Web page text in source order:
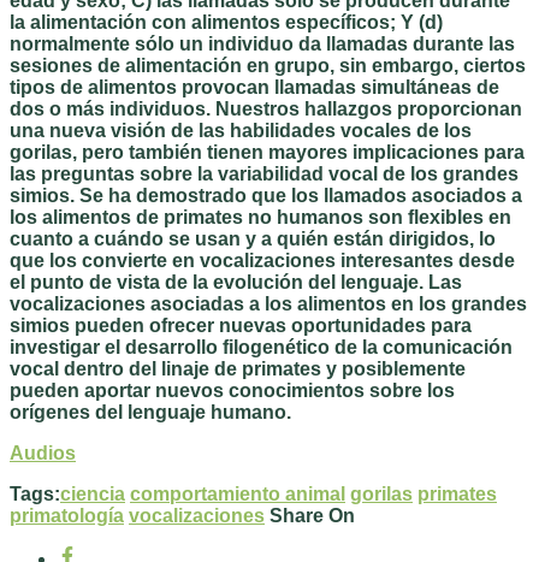
la alimentación con alimentos específicos; Y (d)
normalmente sólo un individuo da llamadas durante las
sesiones de alimentación en grupo, sin embargo, ciertos
tipos de alimentos provocan llamadas simultáneas de
dos o más individuos. Nuestros hallazgos proporcionan
una nueva visión de las habilidades vocales de los
gorilas, pero también tienen mayores implicaciones para
las preguntas sobre la variabilidad vocal de los grandes
simios. Se ha demostrado que los llamados asociados a
los alimentos de primates no humanos son flexibles en
cuanto a cuándo se usan y a quién están dirigidos, lo
que los convierte en vocalizaciones interesantes desde
el punto de vista de la evolución del lenguaje. Las
vocalizaciones asociadas a los alimentos en los grandes
simios pueden ofrecer nuevas oportunidades para
investigar el desarrollo filogenético de la comunicación
vocal dentro del linaje de primates y posiblemente
pueden aportar nuevos conocimientos sobre los
orígenes del lenguaje humano.
Audios
Tags:ciencia comportamiento animal gorilas primates
primatología vocalizaciones Share On